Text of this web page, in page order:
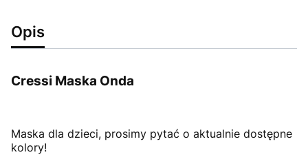
Opis
Cressi Maska Onda
Maska dla dzieci, prosimy pytać o aktualnie dostępne
kolory!